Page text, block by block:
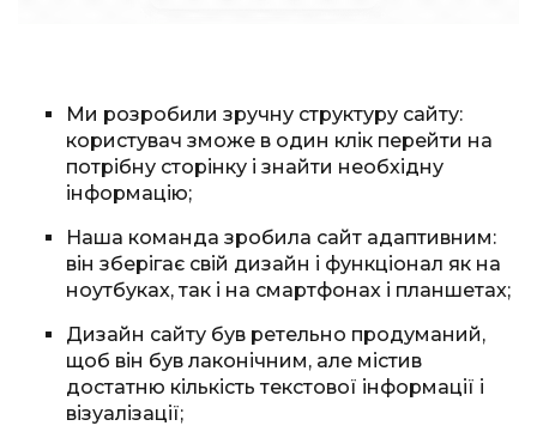
Ми розробили зручну структуру сайту:
користувач зможе в один клік перейти на
потрібну сторінку і знайти необхідну
інформацію;
Наша команда зробила сайт адаптивним:
він зберігає свій дизайн і функціонал як на
ноутбуках, так і на смартфонах і планшетах;
Дизайн сайту був ретельно продуманий,
щоб він був лаконічним, але містив
достатню кількість текстової інформації і
візуалізації;